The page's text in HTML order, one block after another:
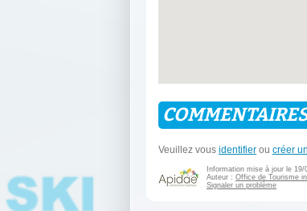
Veuillez vous identifier ou créer
Information mise à jour le 19/
Auteur : Office de Tourisme
Signaler un problème